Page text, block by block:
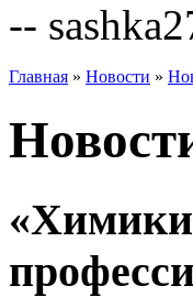
--
Главная » Новости »